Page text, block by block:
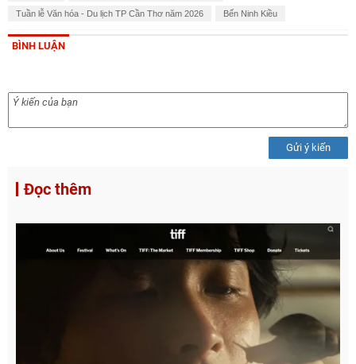
Tuần lễ Văn hóa - Du lịch TP Cần Thơ năm 2026 Bến Ninh Kiều
BÌNH LUẬN
Gửi ý kiến
Đọc thêm